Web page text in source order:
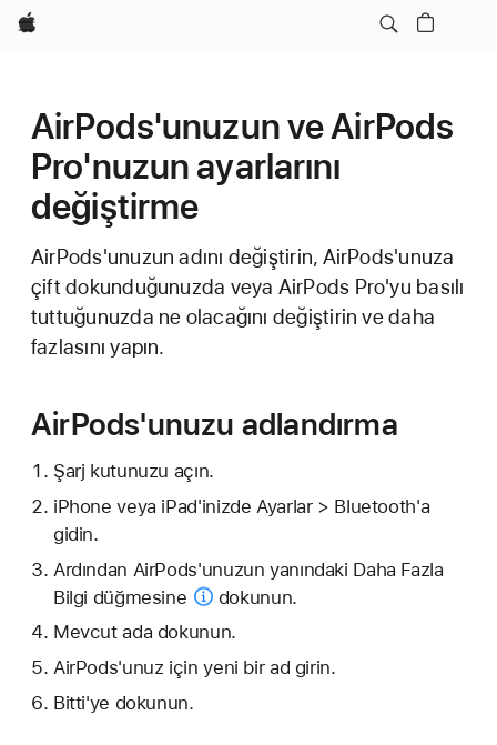
wzlhp
AirPods'unuzun ve AirPods
Pro'nuzun ayarlarını
değiştirme
AirPods'unuzun adını değiştirin, AirPods'unuza
çift dokunduğunuzda veya AirPods Pro'yu basılı
tuttuğunuzda ne olacağını değiştirin ve daha
fazlasını yapın.
AirPods'unuzu adlandırma
Şarj kutunuzu açın.
iPhone veya iPad'inizde Ayarlar > Bluetooth'a
gidin.
Ardından AirPods'unuzun yanındaki Daha Fazla
Bilgi düğmesine
dokunun.
Mevcut ada dokunun.
AirPods'unuz için yeni bir ad girin.
Bitti'ye dokunun.